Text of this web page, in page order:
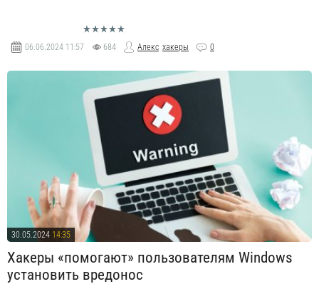
06.06.2024 11:57 684 Алекс хакеры 0
30.05.2024 14:35
Хакеры «помогают» пользователям Windows
установить вредонос